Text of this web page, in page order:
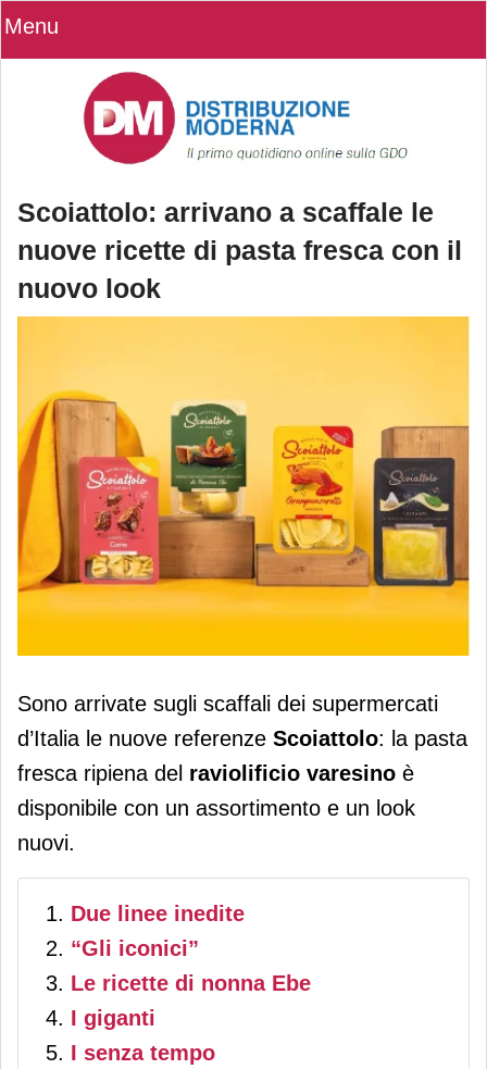
Menu
Scoiattolo: arrivano a scaffale le
nuove ricette di pasta fresca con il
nuovo look
Scoiattolo: arrivano a scaffale le
nuove ricette di pasta fresca con il
nuovo look
Sono arrivate sugli scaffali dei supermercati
d’Italia le nuove referenze Scoiattolo: la pasta
fresca ripiena del raviolificio varesino è
disponibile con un assortimento e un look
nuovi.
Due linee inedite
“Gli iconici”
Le ricette di nonna Ebe
I giganti
I senza tempo